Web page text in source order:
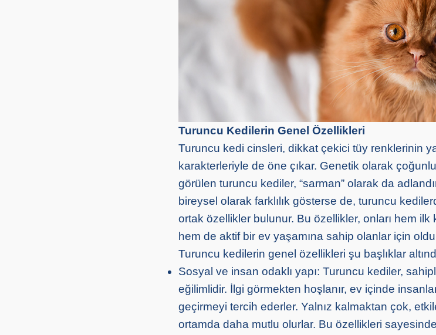
Turuncu Kedilerin Genel Özellikleri
Turuncu kedi cinsleri, dikkat çekici tüy renklerinin
karakterleriyle de öne çıkar. Genetik olarak
görülen turuncu kediler, “sarman” olarak da
bireysel olarak farklılık gösterse de, turuncu
ortak özellikler bulunur. Bu özellikler, onları hem
hem de aktif bir ev yaşamına sahip olanlar için
Turuncu kedilerin genel özellikleri şu başlıklar
Sosyal ve insan odaklı yapı: Turuncu kediler,
eğilimlidir. İlgi görmekten hoşlanır, ev içinde
geçirmeyi tercih ederler. Yalnız kalmaktan çok,
ortamda daha mutlu olurlar. Bu özellikleri